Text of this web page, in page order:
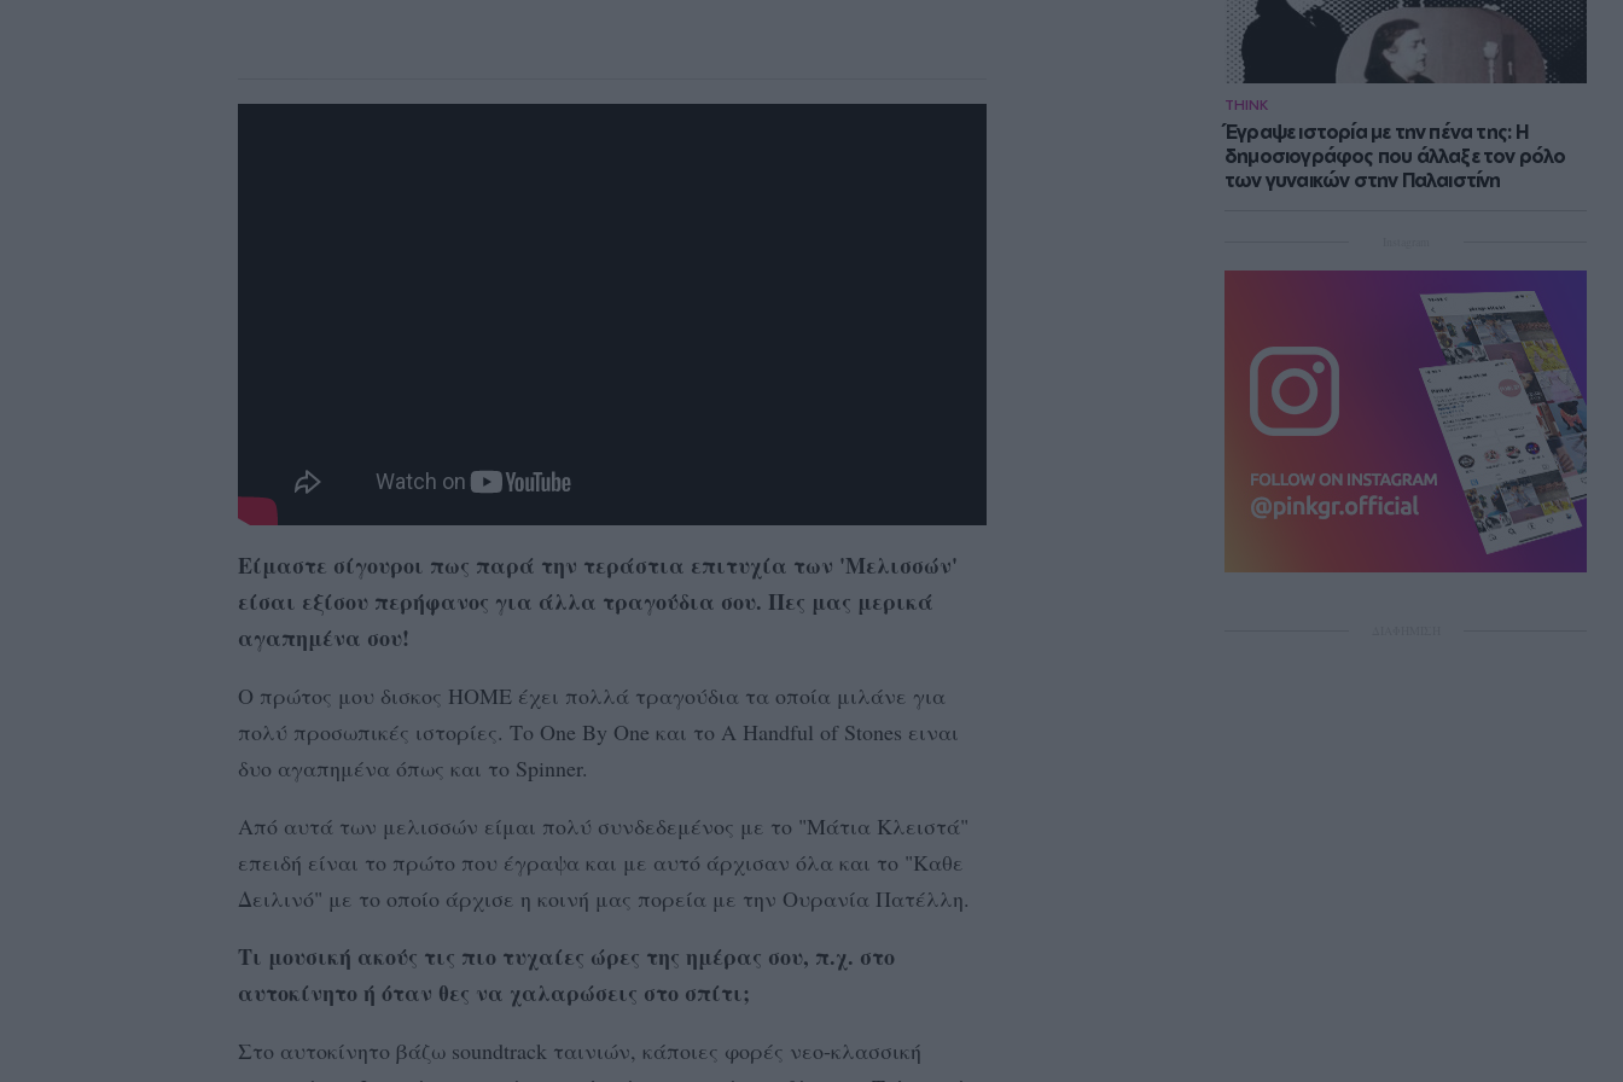
THINK
Έγραψε ιστορία με την πένα της: Η
δημοσιογράφος που άλλαξε τον ρόλο
των γυναικών στην Παλαιστίνη
Είμαστε σίγουροι πως παρά την τεράστια επιτυχία των 'Μελισσών'
είσαι εξίσου περήφανος για άλλα τραγούδια σου. Πες μας μερικά
αγαπημένα σου!
Ο πρώτος μου δισκος HOME έχει πολλά τραγούδια τα οποία μιλάνε για
πολύ προσωπικές ιστορίες. Το One By One και το A Handful of Stones ειναι
δυο αγαπημένα όπως και το Spinner.
Από αυτά των μελισσών είμαι πολύ συνδεδεμένος με το "Μάτια Κλειστά"
επειδή είναι το πρώτο που έγραψα και με αυτό άρχισαν όλα και το "Καθε
Δειλινό" με το οποίο άρχισε η κοινή μας πορεία με την Ουρανία Πατέλλη.
Tι μουσική ακούς τις πιο τυχαίες ώρες της ημέρας σου, π.χ. στο
αυτοκίνητο ή όταν θες να χαλαρώσεις στο σπίτι;
Στο αυτοκίνητο βάζω soundtrack ταινιών, κάποιες φορές νεο-κλασσική